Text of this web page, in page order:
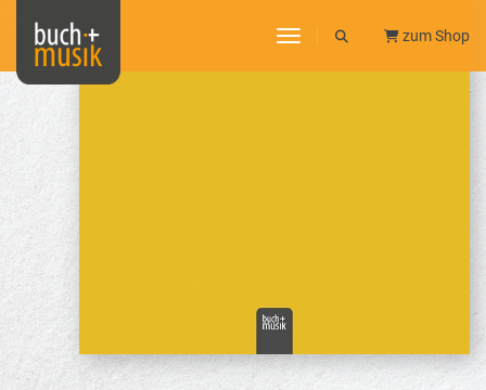
toggle navigation
zum Shop